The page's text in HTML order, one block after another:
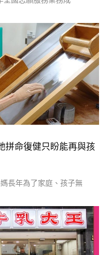
拼命復健只盼能再與孩
長年為了家庭、孩子無